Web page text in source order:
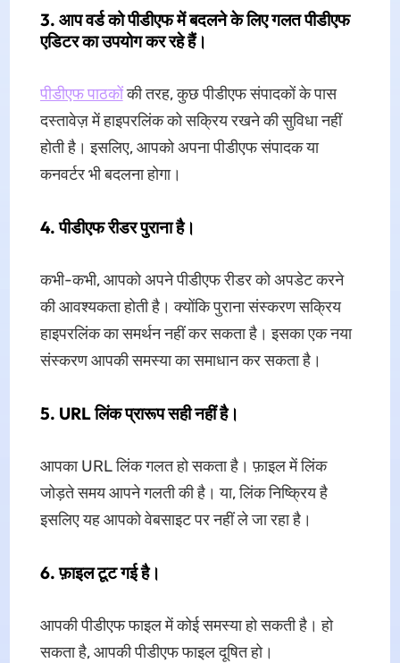
3. आप वर्ड को पीडीएफ में बदलने के लिए गलत पीडीएफ
एडिटर का उपयोग कर रहे हैं।
पीडीएफ पाठकोंकी तरह, कुछ पीडीएफ संपादकों के पास
दस्तावेज़ में हाइपरलिंक को सक्रिय रखने की सुविधा नहीं
होती है। इसलिए, आपको अपना पीडीएफ संपादक या
कनवर्टर भी बदलना होगा।
4. पीडीएफ रीडर पुराना है।
कभी-कभी, आपको अपने पीडीएफ रीडर को अपडेट करने
की आवश्यकता होती है। क्योंकि पुराना संस्करण सक्रिय
हाइपरलिंक का समर्थन नहीं कर सकता है। इसका एक नया
संस्करण आपकी समस्या का समाधान कर सकता है।
5. URL लिंक प्रारूप सही नहीं है।
आपका URL लिंक गलत हो सकता है। फ़ाइल में लिंक
जोड़ते समय आपने गलती की है। या, लिंक निष्क्रिय है
इसलिए यह आपको वेबसाइट पर नहीं ले जा रहा है।
6. फ़ाइल टूट गई है।
आपकी पीडीएफ फाइल में कोई समस्या हो सकती है। हो
सकता है, आपकी पीडीएफ फाइल दूषित हो।